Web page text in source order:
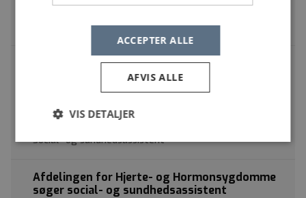
Specialsektoren | Havndalvej 7-9, 9550 Mariager
Social- og sundhedsassistent
Social- og sundhedsassistent til Akut
Sengeafsnit, Aalborg Universitetshospital,
Aalborg Universitetshospital | Højtoftevej 2, 7700
Thisted
Social- og sundhedsassistent
Afdelingen for Hjerte- og Hormonsygdomme
søger social- og sundhedsassistent
ACCEPTER ALLE
AFVIS ALLE
VIS DETALJER